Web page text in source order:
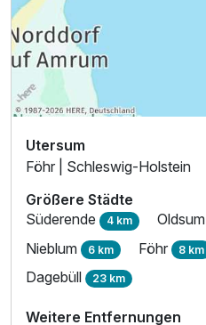
Utersum
Föhr | Schleswig-Holstein
Größere Städte
Süderende 4 km Oldsum
Nieblum 6 km Föhr 8 km
Dagebüll 23 km
Weitere Entfernungen